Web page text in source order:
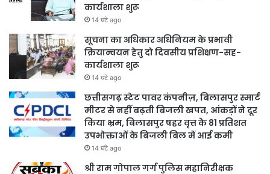
कार्यशाला शुरू
14 घंटे ago
सूचना का अधिकार अधिनियम के प्रभावी
क्रियान्वयन हेतु दो दिवसीय प्रशिक्षण-सह-
कार्यशाला शुरू
14 घंटे ago
छत्तीसगढ़ स्टेट पावर कंपनीज़, बिलासपुर स्मार्ट
मीटर से नहीं बढ़ती बिजली खपत, आंकड़ों ने दूर
किया भ्रम, बिलासपुर षहर वृत्त केे 81 प्रतिशत
उपभोक्ताओं के बिजली बिल में आई कमी
14 घंटे ago
श्री राम गोपाल गर्ग पुलिस महानिरीक्षक